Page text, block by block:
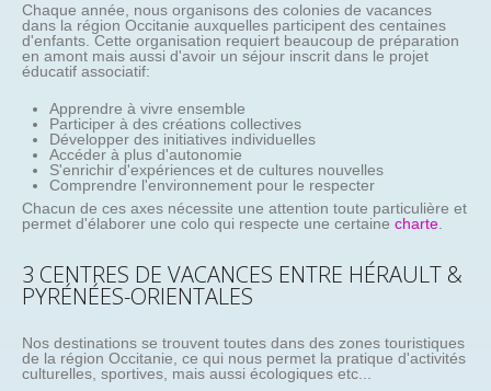
Chaque année, nous organisons des colonies de vacances
dans la région Occitanie auxquelles participent des centaines
d'enfants. Cette organisation requiert beaucoup de préparation
en amont mais aussi d'avoir un séjour inscrit dans le projet
éducatif associatif:
Apprendre à vivre ensemble
Participer à des créations collectives
Développer des initiatives individuelles
Accéder à plus d'autonomie
S'enrichir d'expériences et de cultures nouvelles
Comprendre l'environnement pour le respecter
Chacun de ces axes nécessite une attention toute particulière et
permet d'élaborer une colo qui respecte une certaine charte.
3 CENTRES DE VACANCES ENTRE HÉRAULT &
PYRÉNÉES-ORIENTALES
Nos destinations se trouvent toutes dans des zones touristiques
de la région Occitanie, ce qui nous permet la pratique d'activités
culturelles, sportives, mais aussi écologiques etc...